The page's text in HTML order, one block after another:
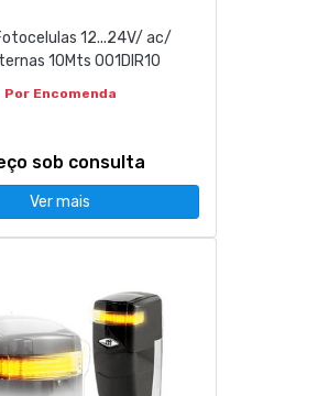
12...24V/ ac/
10Mts 001DIR10
Por Encomenda
sob consulta
Ver mais